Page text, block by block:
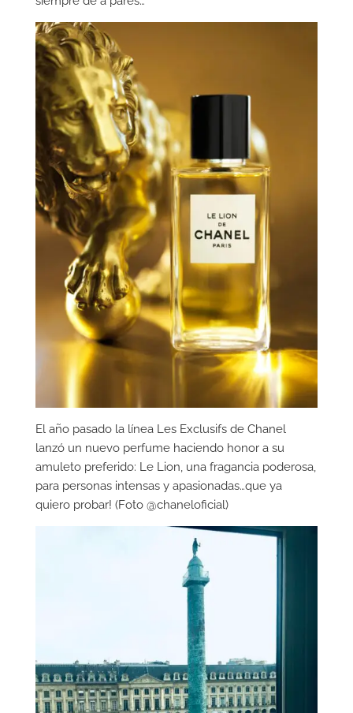
El año pasado la línea Les Exclusifs de Chanel
lanzó un nuevo perfume haciendo honor a su
amuleto preferido: Le Lion, una fragancia poderosa,
para personas intensas y apasionadas…que ya
quiero probar! (Foto @chaneloficial)